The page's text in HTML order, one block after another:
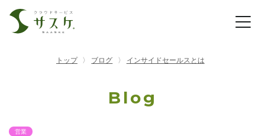
トップ ブログ インサイドセールスとは
Blog
営業